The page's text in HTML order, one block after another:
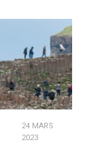
24 MARS
2023